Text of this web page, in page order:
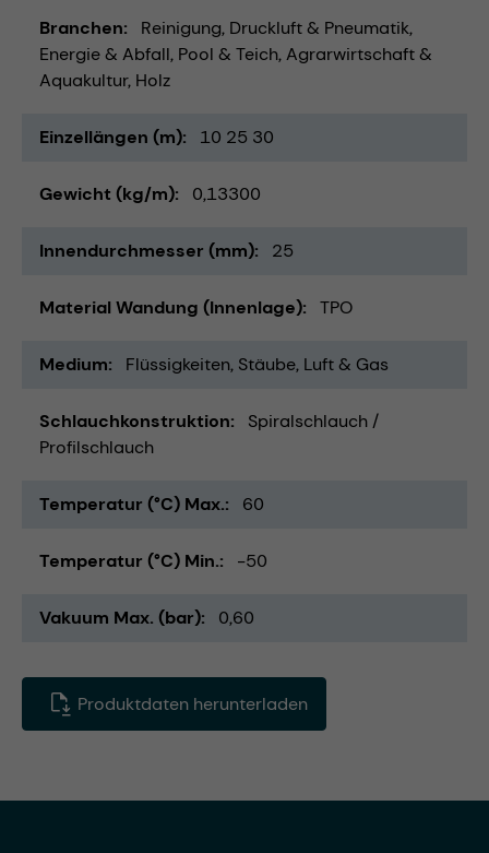
Branchen Reinigung Druckluft & Pneumatik
Energie & Abfall Pool & Teich Agrarwirtschaft &
Aquakultur Holz
Einzellängen (m) 10 25 30
Gewicht (kg/m) 0,13300
Innendurchmesser (mm) 25
Material Wandung (Innenlage) TPO
Medium Flüssigkeiten Stäube Luft & Gas
Schlauchkonstruktion
Spiralschlauch /
Profilschlauch
Temperatur (°C) Max. 60
Temperatur (°C) Min. -50
Vakuum Max. (bar) 0,60
Produktdaten herunterladen